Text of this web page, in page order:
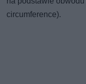
circumference).